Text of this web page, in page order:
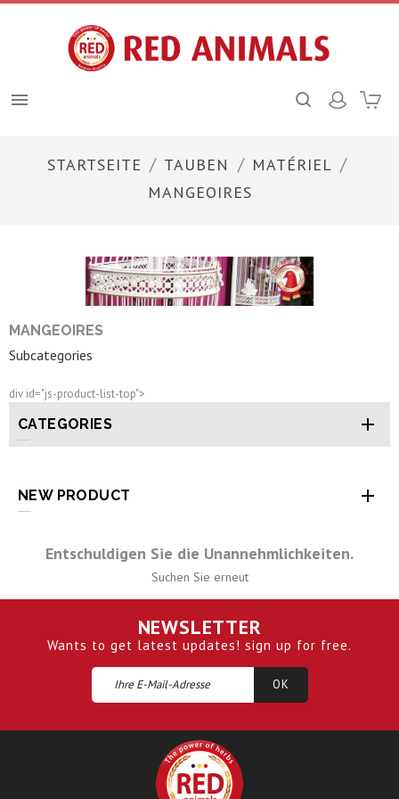

STARTSEITE TAUBEN
MATÉRIEL
MANGEOIRES
MANGEOIRES
Subcategories
div id="js-product-list-top">
CATEGORIES 
NEW PRODUCT 
Entschuldigen Sie die Unannehmlichkeiten.
Suchen Sie erneut
NEWSLETTER
Wants to get latest updates! sign up for free.